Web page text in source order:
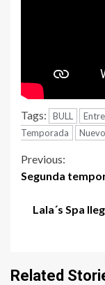
Tags: BULL
Temporada
Continue
Reading
Previous:
Segunda
Lala´s Spa
Related